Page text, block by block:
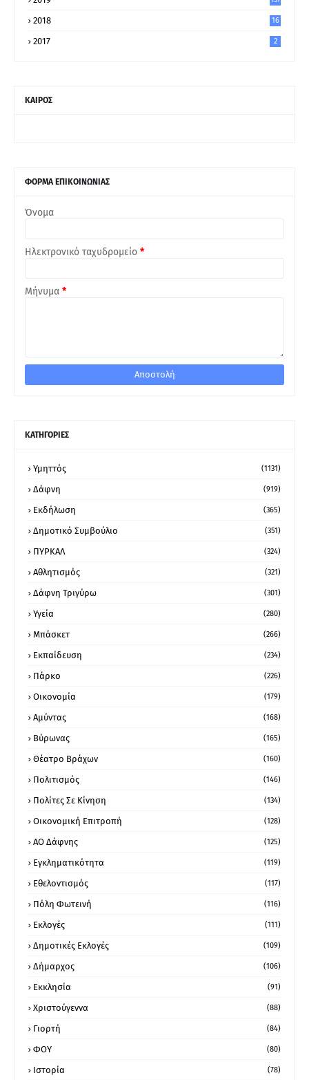
2018 16
2017 2
ΚΑΙΡΟΣ
ΦΟΡΜΑ ΕΠΙΚΟΙΝΩΝΙΑΣ
Όνομα
Ηλεκτρονικό ταχυδρομείο *
Μήνυμα *
ΚΑΤΗΓΟΡΙΕΣ
Υμηττός (1131)
Δάφνη (919)
Εκδήλωση (365)
Δημοτικό Συμβούλιο (351)
ΠΥΡΚΑΛ (324)
Αθλητισμός (321)
Δάφνη Τριγύρω (301)
Υγεία (280)
Μπάσκετ (266)
Εκπαίδευση (234)
Πάρκο (226)
Οικονομία (179)
Αμύντας (168)
Βύρωνας (165)
Θέατρο Βράχων (160)
Πολιτισμός (146)
Πολίτες Σε Κίνηση (134)
Οικονομική Επιτροπή (128)
ΑΟ Δάφνης (125)
Εγκληματικότητα (119)
Εθελοντισμός (117)
Πόλη Φωτεινή (116)
Εκλογές (111)
Δημοτικές Εκλογές (109)
Δήμαρχος (106)
Εκκλησία (91)
Χριστούγεννα (88)
Γιορτή (84)
ΦΟΥ (80)
Ιστορία (78)